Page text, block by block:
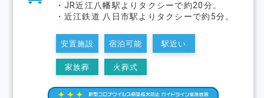
・JR近江八幡駅よりタクシーで約20分。
・近江鉄道 八日市駅よりタクシーで約5分。
安置施設 宿泊可能 駅近い
家族葬 火葬式